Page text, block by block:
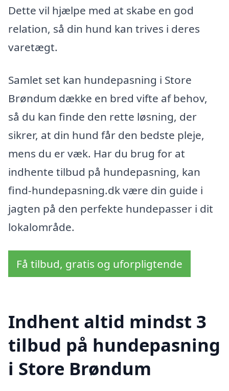
Dette vil hjælpe med at skabe en god
relation, så din hund kan trives i deres
varetægt.
Samlet set kan hundepasning i Store
Brøndum dække en bred vifte af behov,
så du kan finde den rette løsning, der
sikrer, at din hund får den bedste pleje,
mens du er væk. Har du brug for at
indhente tilbud på hundepasning, kan
find-hundepasning.dk være din guide i
jagten på den perfekte hundepasser i dit
lokalområde.
Få tilbud, gratis og uforpligtende
Indhent altid mindst 3
tilbud på hundepasning
i Store Brøndum